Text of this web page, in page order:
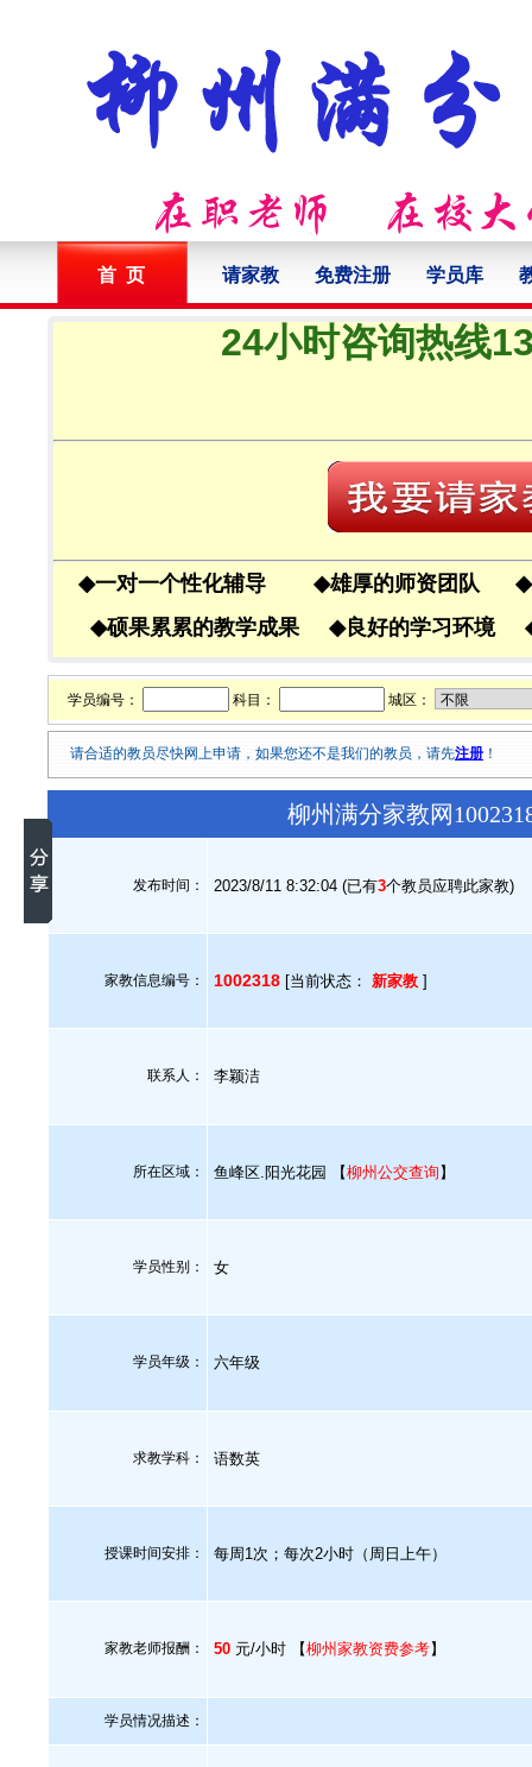
首 页 请家教 免费注册 学员库
24小时咨询热线
◆一对一个性化辅导 ◆雄厚的师资团队 ◆
◆硕果累累的教学成果 ◆良好的学习环境
学员编号： 科目： 城区：
请合适的教员尽快网上申请，如果您还不是我们的教员，请先注册 ！
柳州满分家教网
发布时间： 2023/8/11 8:32:04 (已有3个教员应聘此家教)
家教信息编号： 1002318 [当前状态： 新家教 ]
联系人： 李颖洁
所在区域： 鱼峰区.阳光花园 【柳州公交查询 】
学员性别： 女
学员年级： 六年级
求教学科： 语数英
授课时间安排： 每周1次；每次2小时（周日上午）
家教老师报酬： 50 元/小时 【柳州家教资费参考】
学员情况描述：